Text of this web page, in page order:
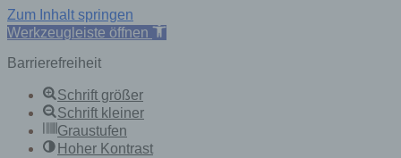
Zum Inhalt springen
Werkzeugleiste öffnen
Barrierefreiheit
Schrift größer
Schrift kleiner
Graustufen
Hoher Kontrast